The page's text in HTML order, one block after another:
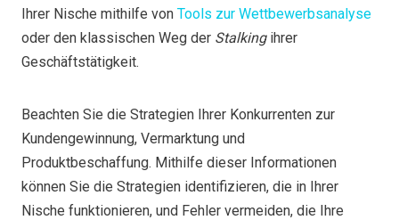
Ihrer Nische mithilfe von Tools zur Wettbewerbsanalyse
oder den klassischen Weg der Stalking ihrer
Geschäftstätigkeit.
Beachten Sie die Strategien Ihrer Konkurrenten zur
Kundengewinnung, Vermarktung und
Produktbeschaffung. Mithilfe dieser Informationen
können Sie die Strategien identifizieren, die in Ihrer
Nische funktionieren, und Fehler vermeiden, die Ihre